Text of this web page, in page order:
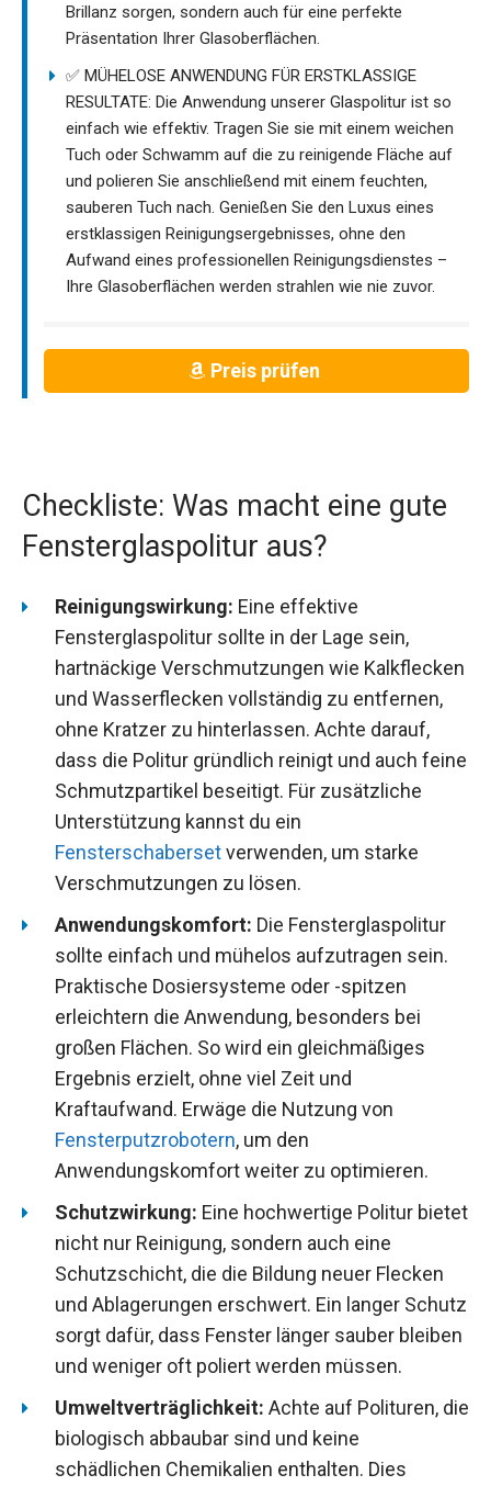
Brillanz sorgen, sondern auch für eine perfekte
Präsentation Ihrer Glasoberflächen.
✅ MÜHELOSE ANWENDUNG FÜR ERSTKLASSIGE
RESULTATE: Die Anwendung unserer Glaspolitur ist so
einfach wie effektiv. Tragen Sie sie mit einem weichen
Tuch oder Schwamm auf die zu reinigende Fläche auf
und polieren Sie anschließend mit einem feuchten,
sauberen Tuch nach. Genießen Sie den Luxus eines
erstklassigen Reinigungsergebnisses, ohne den
Aufwand eines professionellen Reinigungsdienstes –
Ihre Glasoberflächen werden strahlen wie nie zuvor.
Preis prüfen
Checkliste: Was macht eine gute
Fensterglaspolitur aus?
Reinigungswirkung: Eine effektive
Fensterglaspolitur sollte in der Lage sein,
hartnäckige Verschmutzungen wie Kalkflecken
und Wasserflecken vollständig zu entfernen,
ohne Kratzer zu hinterlassen. Achte darauf,
dass die Politur gründlich reinigt und auch feine
Schmutzpartikel beseitigt. Für zusätzliche
Unterstützung kannst du ein
Fensterschabersetverwenden, um starke
Verschmutzungen zu lösen.
Anwendungskomfort: Die Fensterglaspolitur
sollte einfach und mühelos aufzutragen sein.
Praktische Dosiersysteme oder -spitzen
erleichtern die Anwendung, besonders bei
großen Flächen. So wird ein gleichmäßiges
Ergebnis erzielt, ohne viel Zeit und
Kraftaufwand. Erwäge die Nutzung von
Fensterputzrobotern, um den
Anwendungskomfort weiter zu optimieren.
Schutzwirkung: Eine hochwertige Politur bietet
nicht nur Reinigung, sondern auch eine
Schutzschicht, die die Bildung neuer Flecken
und Ablagerungen erschwert. Ein langer Schutz
sorgt dafür, dass Fenster länger sauber bleiben
und weniger oft poliert werden müssen.
Umweltverträglichkeit: Achte auf Polituren, die
biologisch abbaubar sind und keine
schädlichen Chemikalien enthalten. Dies